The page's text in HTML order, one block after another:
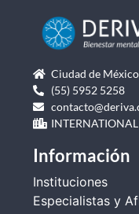
Ciudad de México
(55) 5952 5258
Información
Instituciones
Especialistas y